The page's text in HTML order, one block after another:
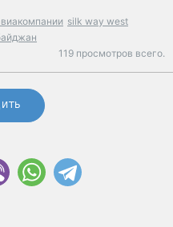
silk way west
119 просмотров всего.